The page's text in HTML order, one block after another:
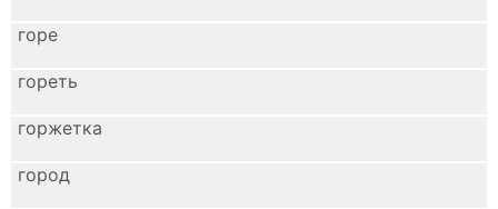
горе
гореть
горжетка
город